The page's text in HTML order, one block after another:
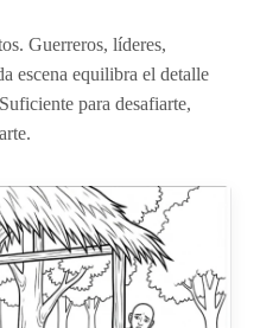
Guerreros, líderes,
escena equilibra el detalle
para desafiarte,